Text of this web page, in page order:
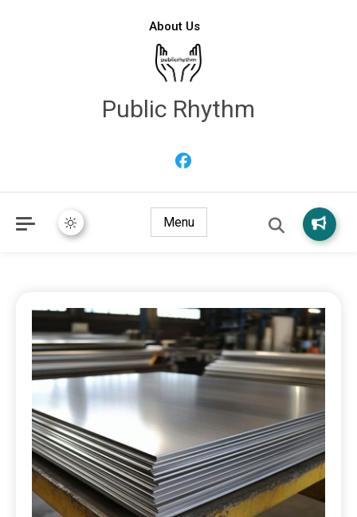
About Us
Public Rhythm
Menu